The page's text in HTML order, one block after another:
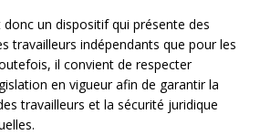
un dispositif qui présente des
travailleurs indépendants que pour les
il convient de respecter
en vigueur afin de garantir la
travailleurs et la sécurité juridique